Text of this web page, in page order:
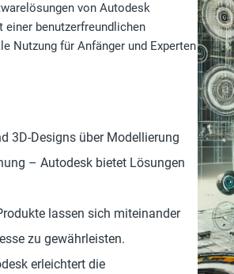
von Autodesk
benutzerfreundlichen
Nutzung für Anfänger und Experten
3D-Designs über Modellierung
– Autodesk bietet Lösungen
lassen sich miteinander
zu gewährleisten.
erleichtert die